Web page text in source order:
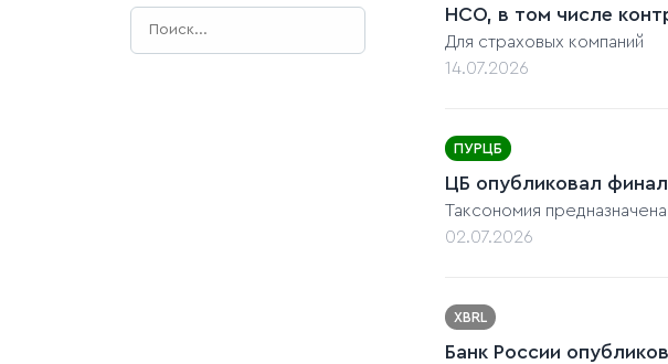
НСО, в том числе
Для страховых компаний
14.07.2026
ПУРЦБ
ЦБ опубликовал
Таксономия
02.07.2026
XBRL
Банк России